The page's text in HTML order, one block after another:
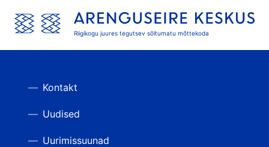
Riigikogu juures tegutsev sõltumatu mõttekoda
Kontakt
Uudised
Uurimissuunad